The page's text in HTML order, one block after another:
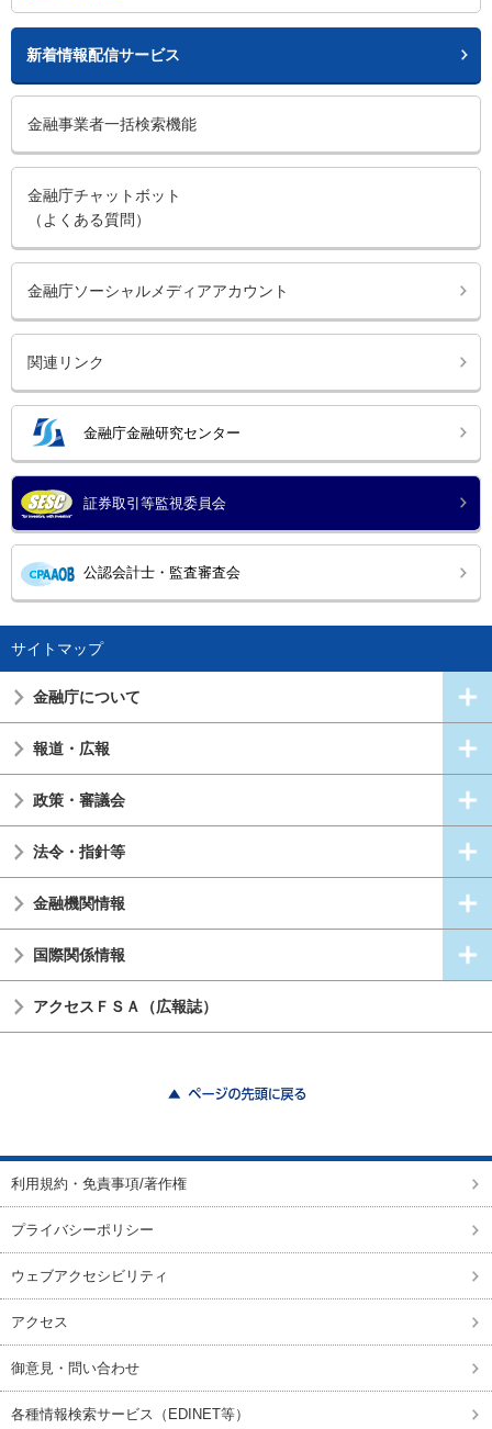
新着情報配信サービス
金融事業者一括検索機能
金融庁チャットボット
（よくある質問）
金融庁ソーシャルメディアアカウント
関連リンク
金融庁金融研究センター
証券取引等監視委員会
公認会計士・監査審査会
サイトマップ
金融庁について
報道・広報
政策・審議会
法令・指針等
金融機関情報
国際関係情報
アクセスＦＳＡ（広報誌）
利用規約・免責事項/著作権
プライバシーポリシー
ウェブアクセシビリティ
アクセス
御意見・問い合わせ
各種情報検索サービス（EDINET等）